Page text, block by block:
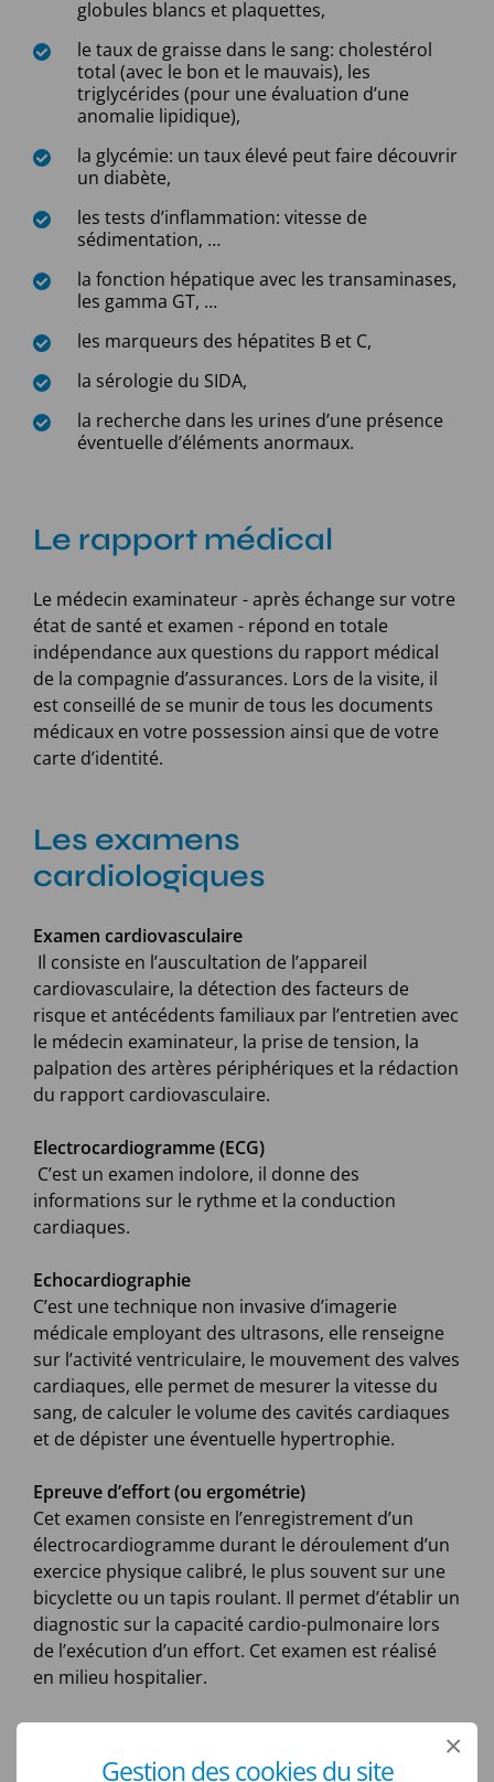
Gestion des cookies du site
×
globules blancs et plaquettes,
le taux de graisse dans le sang: cholestérol
total (avec le bon et le mauvais), les
triglycérides (pour une évaluation d’une
anomalie lipidique),
la glycémie: un taux élevé peut faire découvrir
un diabète,
les tests d’inflammation: vitesse de
sédimentation, …
la fonction hépatique avec les transaminases,
les gamma GT, …
les marqueurs des hépatites B et C,
la sérologie du SIDA,
la recherche dans les urines d’une présence
éventuelle d’éléments anormaux.
Le rapport médical
Le médecin examinateur - après échange sur votre
état de santé et examen - répond en totale
indépendance aux questions du rapport médical
de la compagnie d’assurances. Lors de la visite, il
est conseillé de se munir de tous les documents
médicaux en votre possession ainsi que de votre
carte d’identité.
Les examens
cardiologiques
Examen cardiovasculaire
Il consiste en l’auscultation de l’appareil
cardiovasculaire, la détection des facteurs de
risque et antécédents familiaux par l’entretien avec
le médecin examinateur, la prise de tension, la
palpation des artères périphériques et la rédaction
du rapport cardiovasculaire.
Electrocardiogramme (ECG)
C’est un examen indolore, il donne des
informations sur le rythme et la conduction
cardiaques.
Echocardiographie
C’est une technique non invasive d’imagerie
médicale employant des ultrasons, elle renseigne
sur l’activité ventriculaire, le mouvement des valves
cardiaques, elle permet de mesurer la vitesse du
sang, de calculer le volume des cavités cardiaques
et de dépister une éventuelle hypertrophie.
Epreuve d’effort (ou ergométrie)
Cet examen consiste en l’enregistrement d’un
électrocardiogramme durant le déroulement d’un
exercice physique calibré, le plus souvent sur une
bicyclette ou un tapis roulant. Il permet d’établir un
diagnostic sur la capacité cardio-pulmonaire lors
de l’exécution d’un effort. Cet examen est réalisé
en milieu hospitalier.
La radiographie du thorax